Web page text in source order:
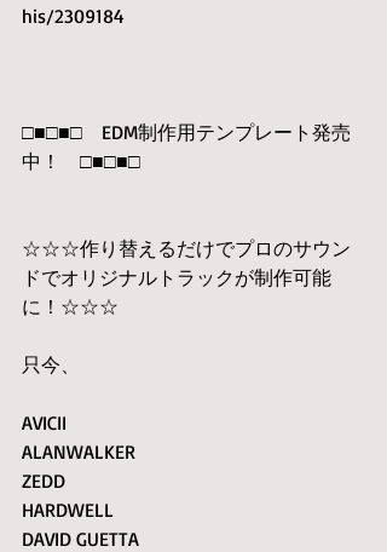
his/2309184
□■□■□　EDM制作用テンプレート発売
中！　□■□■□
☆☆☆作り替えるだけでプロのサウン
ドでオリジナルトラックが制作可能
に！☆☆☆
只今、
AVICII
ALANWALKER
ZEDD
HARDWELL
DAVID GUETTA